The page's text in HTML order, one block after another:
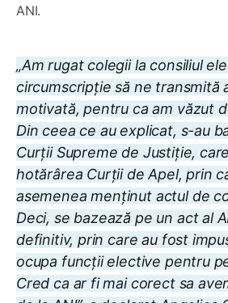
ANI.
„Am rugat colegii la consiliul
circumscripție să ne transmită
motivată, pentru ca am văzut
Din ceea ce au explicat, s-au
Curții Supreme de Justiție,
hotărârea Curții de Apel, prin
asemenea menținut actul de
Deci, se bazează pe un act al
definitiv, prin care au fost
ocupa funcții elective pentru
Cred ca ar fi mai corect sa